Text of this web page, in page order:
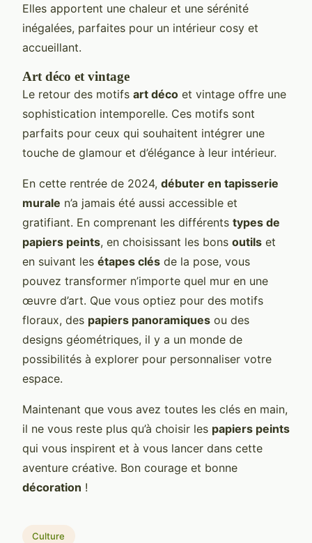
Elles apportent une chaleur et une sérénité
inégalées, parfaites pour un intérieur cosy et
accueillant.
Art déco et vintage
Le retour des motifs art déco et vintage offre une
sophistication intemporelle. Ces motifs sont
parfaits pour ceux qui souhaitent intégrer une
touche de glamour et d’élégance à leur intérieur.
En cette rentrée de 2024, débuter en tapisserie
murale n’a jamais été aussi accessible et
gratifiant. En comprenant les différents types de
papiers peints, en choisissant les bons outils et
en suivant les étapes clés de la pose, vous
pouvez transformer n’importe quel mur en une
œuvre d’art. Que vous optiez pour des motifs
floraux, des papiers panoramiques ou des
designs géométriques, il y a un monde de
possibilités à explorer pour personnaliser votre
espace.
Maintenant que vous avez toutes les clés en main,
il ne vous reste plus qu’à choisir les papiers peints
qui vous inspirent et à vous lancer dans cette
aventure créative. Bon courage et bonne
décoration !
Culture